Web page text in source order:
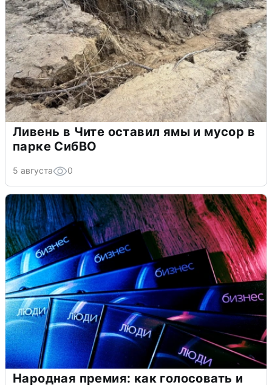
Ливень в Чите оставил ямы и мусор в
парке СибВО
5 августа 0
Народная премия: как голосовать и